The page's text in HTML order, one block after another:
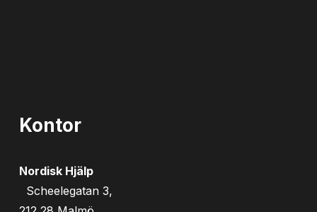
Kontor
Nordisk Hjälp
Scheelegatan 3,